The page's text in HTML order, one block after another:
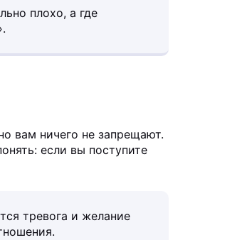
плохо, а где
вам ничего не запрещают.
если вы поступите
тревога и желание